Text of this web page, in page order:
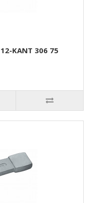
12-KANT 306 75